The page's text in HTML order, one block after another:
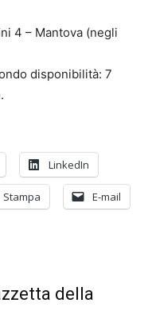
4 – Mantova (negli
disponibilità: 7
LinkedIn
Stampa E-mail
della